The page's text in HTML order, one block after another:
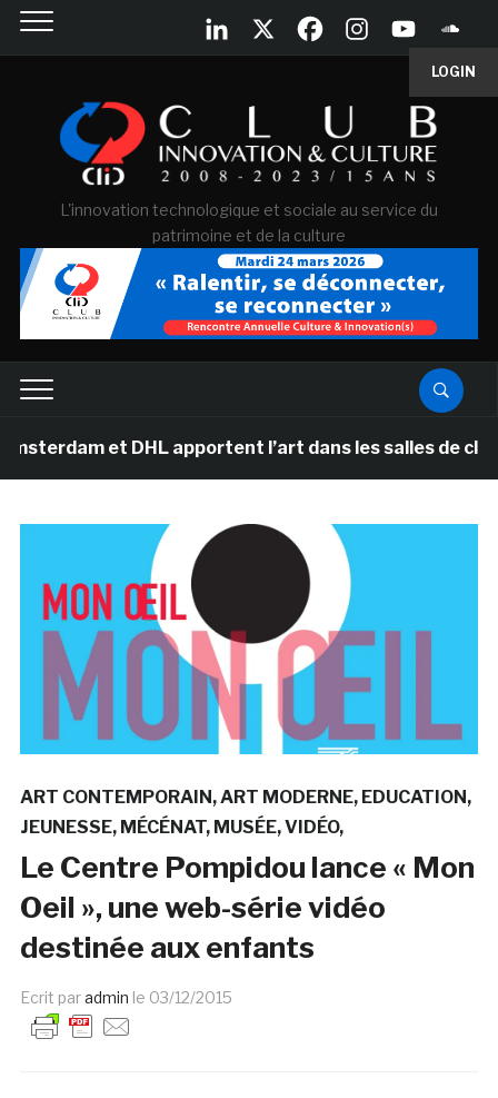
LOGIN
L'innovation technologique et sociale au service du
patrimoine et de la culture
et DHL apportent l’art dans les salles de classe des
ART CONTEMPORAIN ART MODERNE EDUCATION
JEUNESSE MÉCÉNAT MUSÉE VIDÉO
Le Centre Pompidou lance « Mon
Oeil », une web-série vidéo
destinée aux enfants
Ecrit paradmin le 03/12/2015